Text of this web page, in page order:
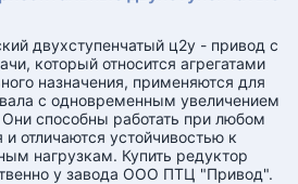
двухступенчатый ц2у - привод с
который относится агрегатами
назначения, применяются для
с одновременным увеличением
способны работать при любом
отличаются устойчивостью к
нагрузкам. Купить редуктор
у завода ООО ПТЦ "Привод".